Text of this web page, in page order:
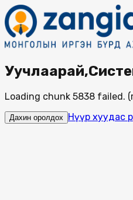
Loading chunk 5838
Дахин оролдох Нүүр хуудас